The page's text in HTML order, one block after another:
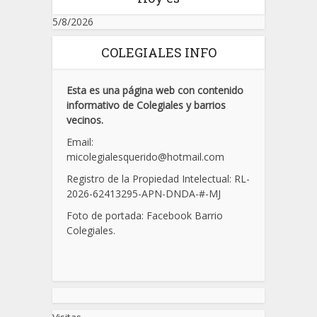
5/8/2026
COLEGIALES INFO
Esta es una página web con contenido
informativo de Colegiales y barrios
vecinos.
Email:
micolegialesquerido@hotmail.com
Registro de la Propiedad Intelectual: RL-
2026-62413295-APN-DNDA-#-MJ
Foto de portada: Facebook Barrio
Colegiales.